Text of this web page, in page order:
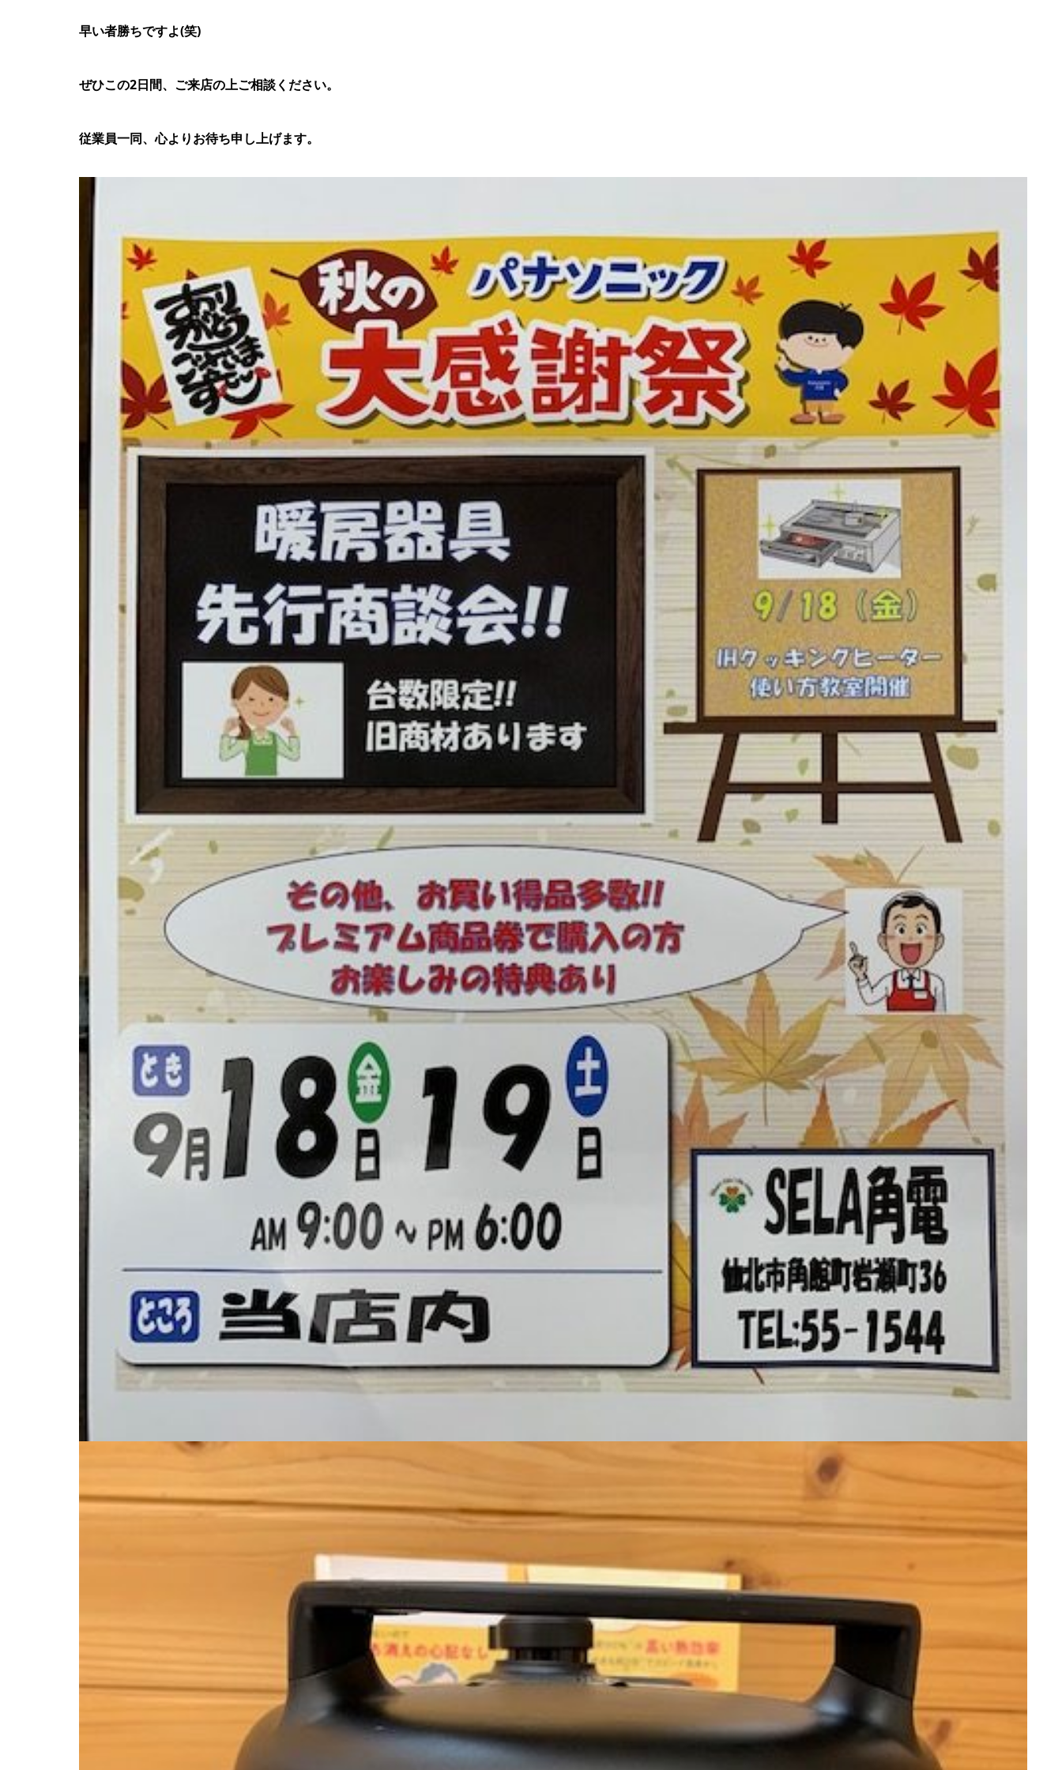
早い者勝ちですよ(笑)
ぜひこの2日間、ご来店の上ご相談ください。
従業員一同、心よりお待ち申し上げます。